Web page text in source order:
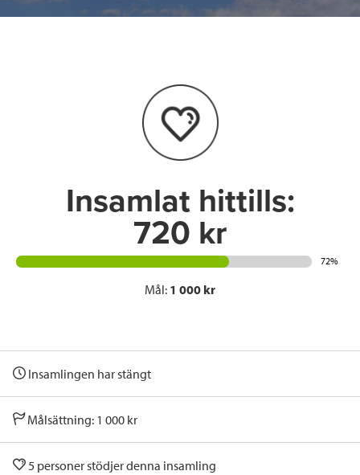
e
I
n
Insamlat hittills:
720 kr
72%
Mål: 1 000 kr
Insamlingen har stängt
Målsättning: 1 000 kr
5 personer stödjer denna insamling